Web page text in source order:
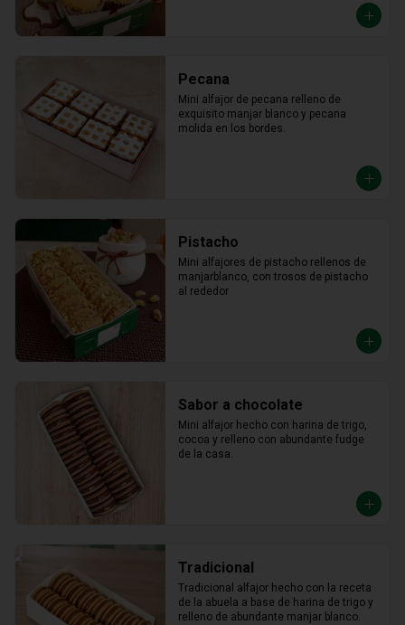
Pecana
Mini alfajor de pecana relleno de
exquisito manjar blanco y pecana
molida en los bordes.
Pistacho
Mini alfajores de pistacho rellenos de
manjarblanco, con trosos de pistacho
al rededor
Sabor a chocolate
Mini alfajor hecho con harina de trigo,
cocoa y relleno con abundante fudge
de la casa.
Tradicional
Tradicional alfajor hecho con la receta
de la abuela a base de harina de trigo y
relleno de abundante manjar blanco.